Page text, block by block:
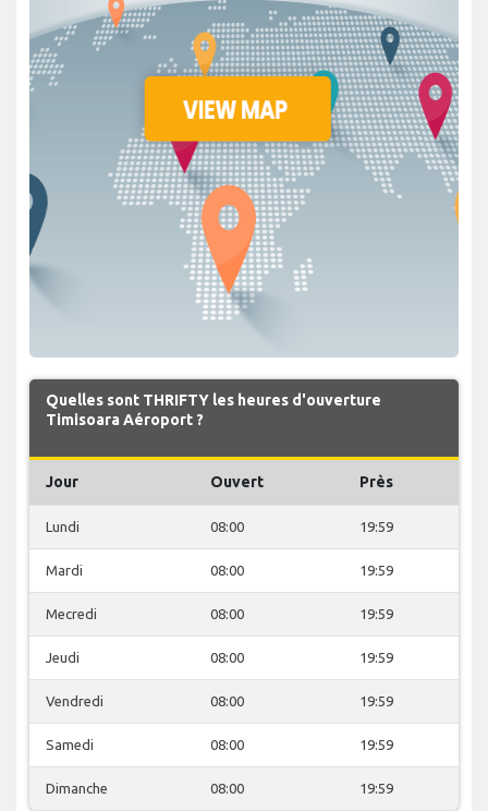
Quelles sont THRIFTY les heures d'ouverture
Timisoara Aéroport ?
Jour Ouvert Près
Lundi 08:00 19:59
Mardi 08:00 19:59
Mecredi 08:00 19:59
Jeudi 08:00 19:59
Vendredi 08:00 19:59
Samedi 08:00 19:59
Dimanche 08:00 19:59